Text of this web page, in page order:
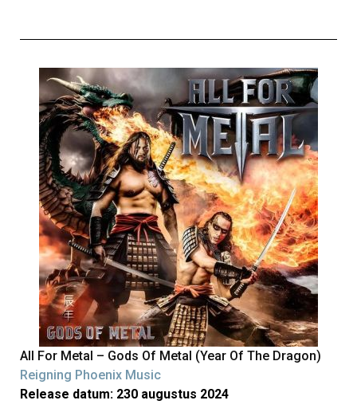
All For Metal – Gods Of Metal (Year Of The Dragon)
Reigning Phoenix Music
Release datum: 230 augustus 2024